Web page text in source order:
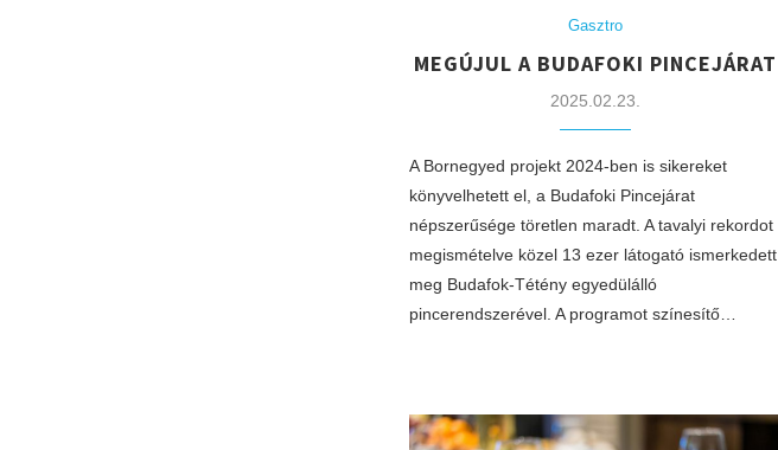
Gasztro
MEGÚJUL A BUDAFOKI PINCEJÁRAT
2025.02.23.
A Bornegyed projekt 2024-ben is sikereket
könyvelhetett el, a Budafoki Pincejárat
népszerűsége töretlen maradt. A tavalyi rekordot
megismételve közel 13 ezer látogató ismerkedett
meg Budafok-Tétény egyedülálló
pincerendszerével. A programot színesítő…